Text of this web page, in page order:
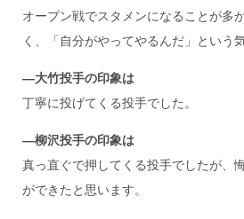
オープン戦でスタメンになることが多
く、「自分がやってやるんだ」という
―大竹投手の印象は
丁寧に投げてくる投手でした。
―柳沢投手の印象は
真っ直ぐで押してくる投手でしたが、
ができたと思います。